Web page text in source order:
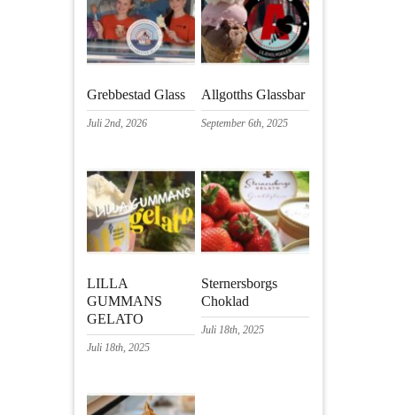
Grebbestad Glass
Juli 2nd, 2026
Allgotths Glassbar
September 6th, 2025
LILLA
GUMMANS
GELATO
Juli 18th, 2025
Sternersborgs
Choklad
Juli 18th, 2025